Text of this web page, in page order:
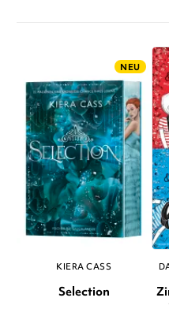
NEU
KIERA CASS
Selection